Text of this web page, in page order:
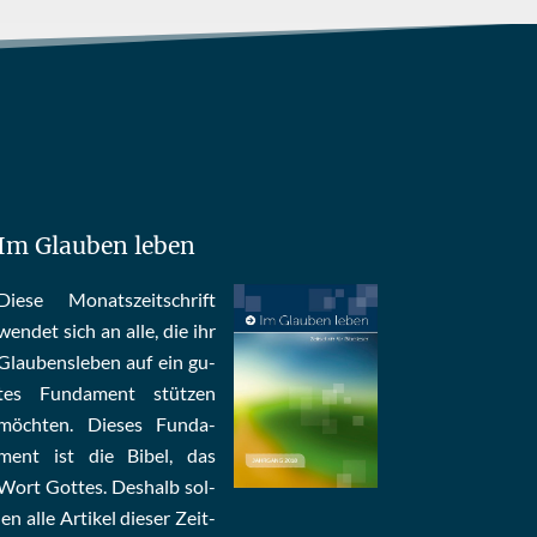
Glauben leben
Mo­nats­zeit­schrift
sich an alle, die ihr
auf ein gu­
Fun­da­ment stüt­zen
Die­ses Fun­da­
ist die Bi­bel, das
Got­tes. Des­halb sol­
al­le Ar­ti­kel die­ser Zeit­